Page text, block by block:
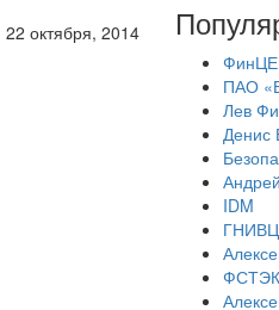
22 октября, 2014
ПАО
Лев
Денис
IDM
ФСТЭК